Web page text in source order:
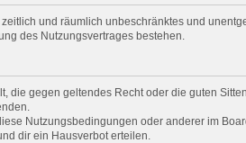
und räumlich unbeschränktes und
des Nutzungsvertrages bestehen.
die gegen geltendes Recht oder die guten
Nutzungsbedingungen oder anderer im
dir ein Hausverbot erteilen.